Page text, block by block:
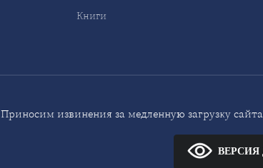
Книги
Приносим извинения за медленную загрузку